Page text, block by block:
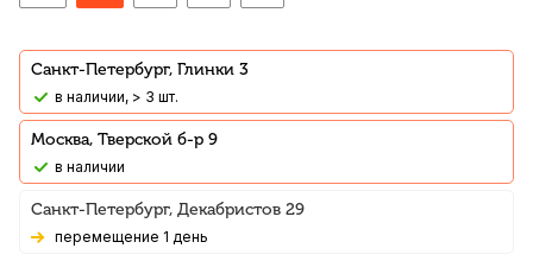
Санкт-Петербург, Глинки 3
В наличии, > 3 шт.
Москва, Тверской б-р 9
В наличии
Санкт-Петербург, Декабристов 29
Перемещение 1 день